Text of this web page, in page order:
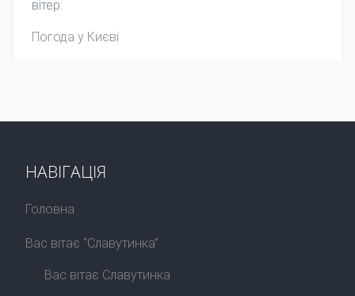
вітер:
Погода у Києві
НАВІГАЦІЯ
Головна
Вас вітає “Славутинка”
Вас вітає Славутинка